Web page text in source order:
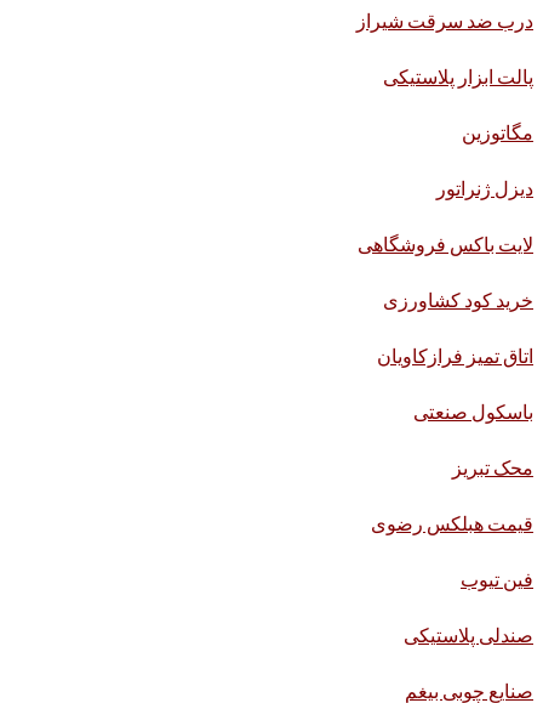
درب ضد سرقت شیراز
پالت ابزار پلاستیکی
مگاتوزین
دیزل ژنراتور
لایت باکس فروشگاهی
خرید کود کشاورزی
اتاق تمیز فرازکاویان
باسکول صنعتی
محک تبریز
قیمت هبلکس رضوی
فین تیوب
صندلی پلاستیکی
صنایع چوبی بیغم